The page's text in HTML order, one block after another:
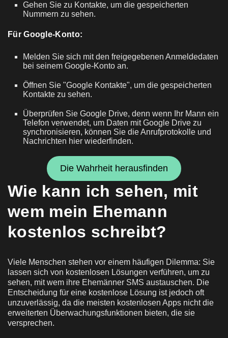
Gehen Sie zu Kontakte, um die gespeicherten
Nummern zu sehen.
Für Google-Konto:
Melden Sie sich mit den freigegebenen Anmeldedaten
bei seinem Google-Konto an.
Öffnen Sie "Google Kontakte", um die gespeicherten
Kontakte zu sehen.
Überprüfen Sie Google Drive, denn wenn Ihr Mann ein
Telefon verwendet, um Daten mit Google Drive zu
synchronisieren, können Sie die Anrufprotokolle und
Nachrichten hier wiederfinden.
Die Wahrheit herausfinden
Wie kann ich sehen, mit
wem mein Ehemann
kostenlos schreibt?
Viele Menschen stehen vor einem häufigen Dilemma: Sie
lassen sich von kostenlosen Lösungen verführen, um zu
sehen, mit wem ihre Ehemänner SMS austauschen. Die
Entscheidung für eine kostenlose Lösung ist jedoch oft
unzuverlässig, da die meisten kostenlosen Apps nicht die
erweiterten Überwachungsfunktionen bieten, die sie
versprechen.